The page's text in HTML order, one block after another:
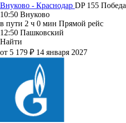
Внуково - Краснодар DP 155 Победа
10:50 Внуково
в пути 2 ч 0 мин Прямой рейс
12:50 Пашковский
Найти
от 5 179 ₽ 14 января 2027